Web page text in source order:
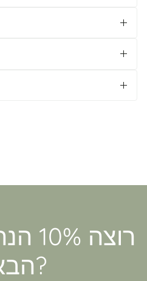
הבאה?